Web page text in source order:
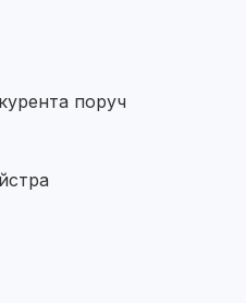
поруч